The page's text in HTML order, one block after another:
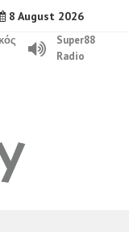
8 August 2026
Super88
Radio